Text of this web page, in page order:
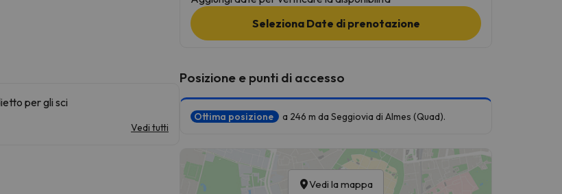
per gli sci
Vedi tutti
Seleziona Date di prenotazione
Posizione e punti di accesso
Ottima posizione a 246 m da Seggiovia di Almes (Quad).
Vedi la mappa